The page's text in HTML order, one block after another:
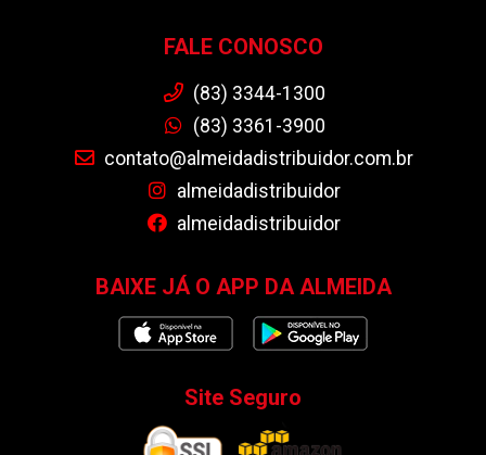
FALE CONOSCO
(83) 3344-1300
(83) 3361-3900
contato@almeidadistribuidor.com.br
almeidadistribuidor
almeidadistribuidor
BAIXE JÁ O APP DA ALMEIDA
Site Seguro